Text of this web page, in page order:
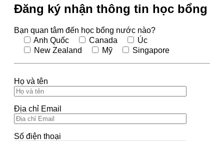
Đăng ký nhận thông tin học bổng
Bạn quan tâm đến học bổng nước nào?
Anh Quốc
Canada
Úc
New Zealand
Mỹ Singapore
Họ và tên
Địa chỉ Email
Số điện thoại